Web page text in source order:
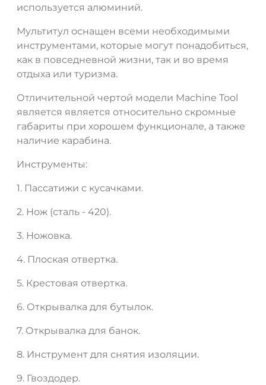
используется алюминий.
Мультитул оснащен всеми необходимыми
инструментами, которые могут понадобиться,
как в повседневной жизни, так и во время
отдыха или туризма.
Отличительной чертой модели Machine Tool
является является относительно скромные
габариты при хорошем функционале, а также
наличие карабина.
Инструменты:
1. Пассатижи с кусачками.
2. Нож (сталь - 420).
3. Ножовка.
4. Плоская отвертка.
5. Крестовая отвертка.
6. Открывалка для бутылок.
7. Открывалка для банок.
8. Инструмент для снятия изоляции.
9. Гвоздодер.